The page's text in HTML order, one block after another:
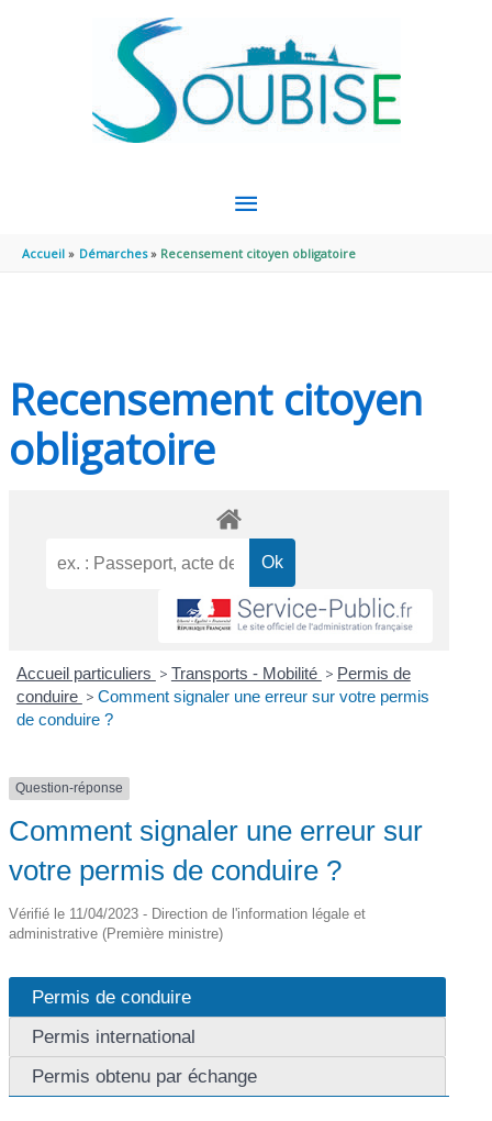
MENU
PRINCIPAL
Accueil Démarches Recensement citoyen obligatoire
Recensement citoyen
obligatoire
Accueil particuliers > Transports - Mobilité > Permis de
conduire > Comment signaler une erreur sur votre permis
de conduire ?
Question-réponse
Comment signaler une erreur sur
votre permis de conduire ?
Vérifié le 11/04/2023 - Direction de l'information légale et
administrative (Première ministre)
Permis de conduire
Permis international
Permis obtenu par échange